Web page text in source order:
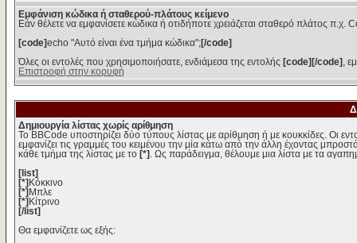
Εμφάνιση κώδικα ή σταθερού-πλάτους κείμενο
Εάν θέλετε να εμφανίσετε κώδικα ή οτιδήποτε χρειάζεται σταθερό πλάτος π.χ.
[code] echo "Αυτό είναι ένα τμήμα κώδικα"; [/code]
Όλες οι εντολές που χρησιμοποιήσατε, ενδιάμεσα της εντολής
[code][/code]
,
Επιστροφή στην κορυφή
Δημιουργία λίστας χωρίς αρίθμηση
Το BBCode υποστηρίζει δύο τύπους λίστας με αρίθμηση ή με κουκκίδες. Οι
εμφανίζει τις γραμμές του κειμένου την μία κάτω από την άλλη έχοντας
κάθε τμήμα της λίστας με το [*]
. Ως παράδειγμα, θέλουμε μια λίστα με τα
[list]
[*] Κόκκινο
[*] Μπλε
[*] Κίτρινο
[/list]
Θα εμφανίζετε ως εξής: